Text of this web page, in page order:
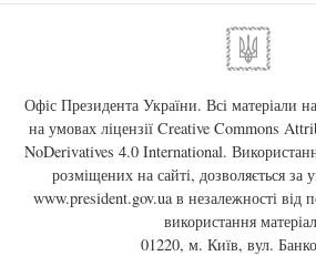
Офіс Президента України. Всі матеріали
на умовах ліцензії Creative Commons
NoDerivatives 4.0 International.
розміщених на сайті, дозволяється
www.president.gov.uaв незалежності від
використання
01220, м. Київ, вул.